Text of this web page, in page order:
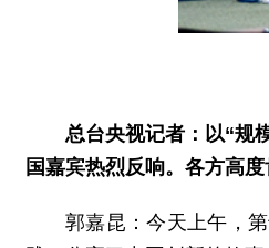
总台央视记者：以“规
国嘉宾热烈反响。各方高
郭嘉昆：今天上午，